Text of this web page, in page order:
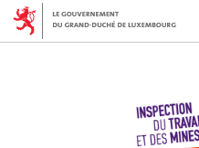
Aller
Aller
au